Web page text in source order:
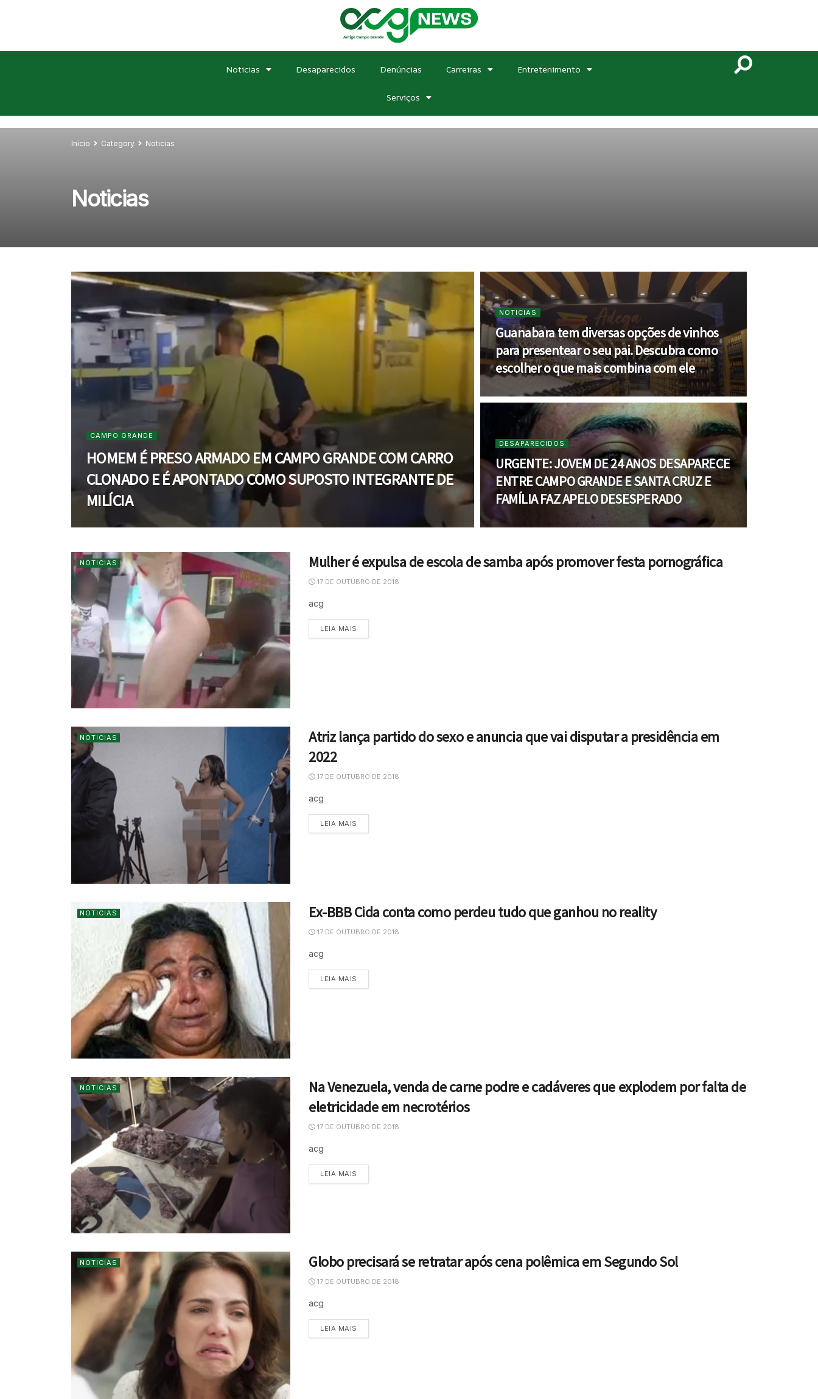
Noticias Desaparecidos Denúncias Carreiras Entretenimento
Serviços
Início Category Noticias
Noticias
CAMPO GRANDE
HOMEM É PRESO ARMADO EM CAMPO GRANDE COM CARRO
CLONADO E É APONTADO COMO SUPOSTO INTEGRANTE DE
MILÍCIA
NOTICIAS
Guanabara tem diversas opções de vinhos
para presentear o seu pai. Descubra como
escolher o que mais combina com ele
DESAPARECIDOS
URGENTE: JOVEM DE 24 ANOS DESAPARECE
ENTRE CAMPO GRANDE E SANTA CRUZ E
FAMÍLIA FAZ APELO DESESPERADO
NOTICIAS Mulher é expulsa de escola de samba após promover festa pornográfica
17 DE OUTUBRO DE 2018
acg
LEIA MAIS
NOTICIAS
Atriz lança partido do sexo e anuncia que vai disputar a presidência em
2022
17 DE OUTUBRO DE 2018
acg
LEIA MAIS
NOTICIAS Ex-BBB Cida conta como perdeu tudo que ganhou no reality
17 DE OUTUBRO DE 2018
acg
LEIA MAIS
NOTICIAS
Na Venezuela, venda de carne podre e cadáveres que explodem por falta de
eletricidade em necrotérios
17 DE OUTUBRO DE 2018
acg
LEIA MAIS
NOTICIAS Globo precisará se retratar após cena polêmica em Segundo Sol
17 DE OUTUBRO DE 2018
acg
LEIA MAIS